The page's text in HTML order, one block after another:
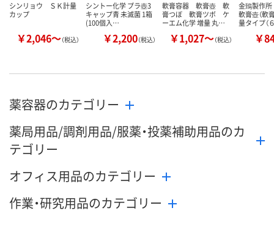
シンリョウ ＳＫ計量
カップ
￥2,046～（税込）
シントー化学 プラ壺3
キャップ青 未滅菌 1箱
(100個入…
￥2,200（税込）
軟膏容器 軟膏壺 軟
膏つぼ 軟膏ツボ ケ
ーエム化学 増量 丸…
￥1,027～（税込）
金鵄製作
軟膏壺（軟
量タイプ（
￥
薬容器のカテゴリー
薬局用品/調剤用品/服薬・投薬補助用品のカ
テゴリー
オフィス用品のカテゴリー
作業・研究用品のカテゴリー